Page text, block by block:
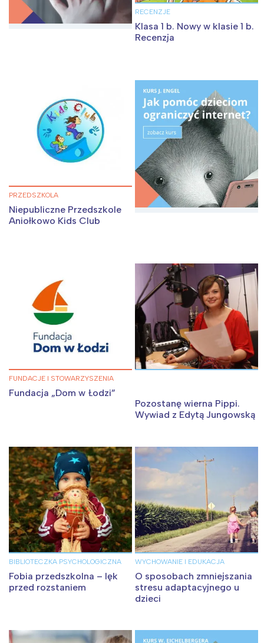
RECENZJE
Klasa 1 b. Nowy w klasie 1 b.
Recenzja
PRZEDSZKOLA
Niepubliczne Przedszkole
Aniołkowo Kids Club
FUNDACJE I STOWARZYSZENIA
Fundacja „Dom w Łodzi”
Pozostanę wierna Pippi.
Wywiad z Edytą Jungowską
BIBLIOTECZKA PSYCHOLOGICZNA
Fobia przedszkolna – lęk
przed rozstaniem
WYCHOWANIE I EDUKACJA
O sposobach zmniejszania
stresu adaptacyjnego u
dzieci
Interesują mnie wydarzenia z
tego regionu: